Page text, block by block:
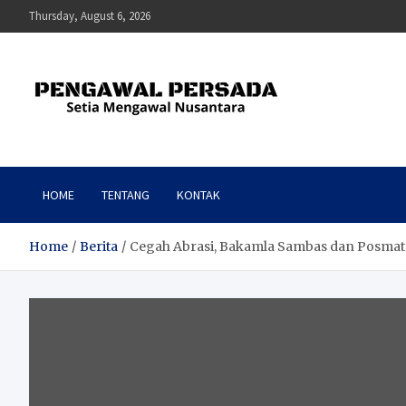
to
Thursday, August 6, 2026
Pengawal Persada
HOME TENTANG KONTAK
Home Berita Cegah Abrasi, Bakamla Sambas dan